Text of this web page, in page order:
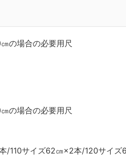
㎝の場合の必要用尺
㎝の場合の必要用尺
/110サイズ62㎝×2本/120サイ